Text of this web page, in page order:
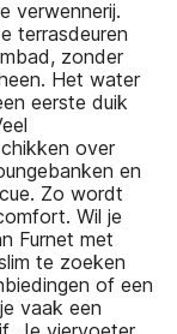
verwennerij.
terrasdeuren
zonder
Het water
eerste duik
over
en
Zo wordt
Wil je
Furnet met
te zoeken
of een
vaak een